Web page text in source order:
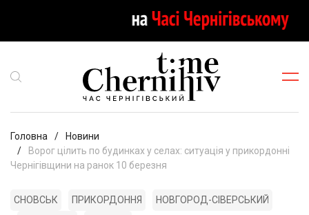
Головна
Новини
Ворог цілить по будинках у селах: ситуація у прикордонні
Чернігівщини на ранок 10 березня
СНОВСЬК ПРИКОРДОННЯ
НОВГОРОД-СІВЕРСЬКИЙ